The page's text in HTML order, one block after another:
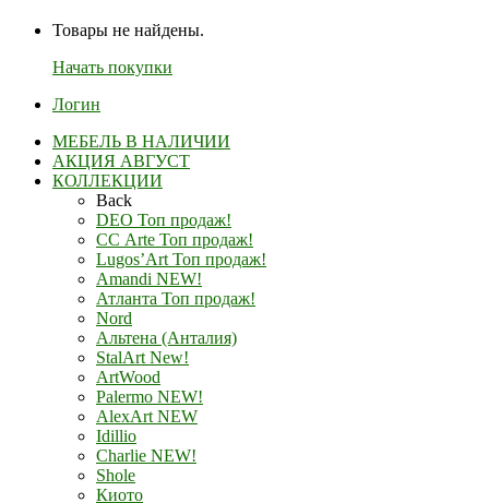
Товары не найдены.
Начать покупки
Логин
МЕБЕЛЬ В НАЛИЧИИ
АКЦИЯ АВГУСТ
КОЛЛЕКЦИИ
Back
DEO Топ продаж!
СС Arte Топ продаж!
Lugos’Art Топ продаж!
Amandi NEW!
Атланта Топ продаж!
Nord
Альтена (Анталия)
StalArt New!
ArtWood
Palermo NEW!
AlexArt NEW
Idillio
Charlie NEW!
Shole
Киото